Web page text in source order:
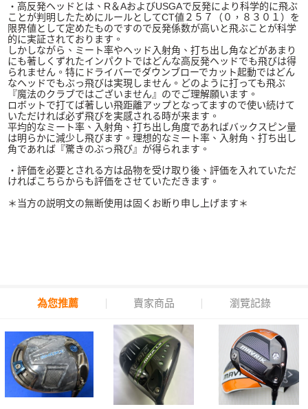
・高反発ヘッドとは、R＆AおよびUSGAで反発により科学的に飛ぶ
ことが判明したためにルールとしてCT値２５７（０，８３０１）を
限界値として定めたものですので反発係数が高いと飛ぶことが科学
的に実証されております。
しかしながら、ミート率やヘッド入射角、打ち出し角などがあまり
にも著しくずれたインパクトではどんな高反発ヘッドでも飛びは得
られません。特にドライバーでダウンブローでカット起動ではどん
なヘッドでもぶっ飛びは実現しません。どのように打っても飛ぶ
『魔法のクラブではございません』のでご理解願います。
ロボットで打てば著しい飛距離アップとなってますので使い続けて
いただければ必ず飛びを実感される時が来ます。
平均的なミート率、入射角、打ち出し角度であればバックスピン量
は明らかに減少し飛びます。理想的なミート率、入射角、打ち出し
角であれば『驚きのぶっ飛び』が得られます。
・評価を必要とされる方は品物を受け取り後、評価を入れていただ
ければこちらからも評価をさせていただきます。
＊当方の説明文の無断使用は固くお断り申し上げます＊
為您推薦 賣家商品 瀏覽記錄